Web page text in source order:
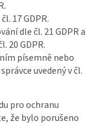
17 GDPR.
dle čl. 21 GDPR a
20 GDPR.
písemně nebo
uvedený v čl.
pro ochranu
že bylo porušeno